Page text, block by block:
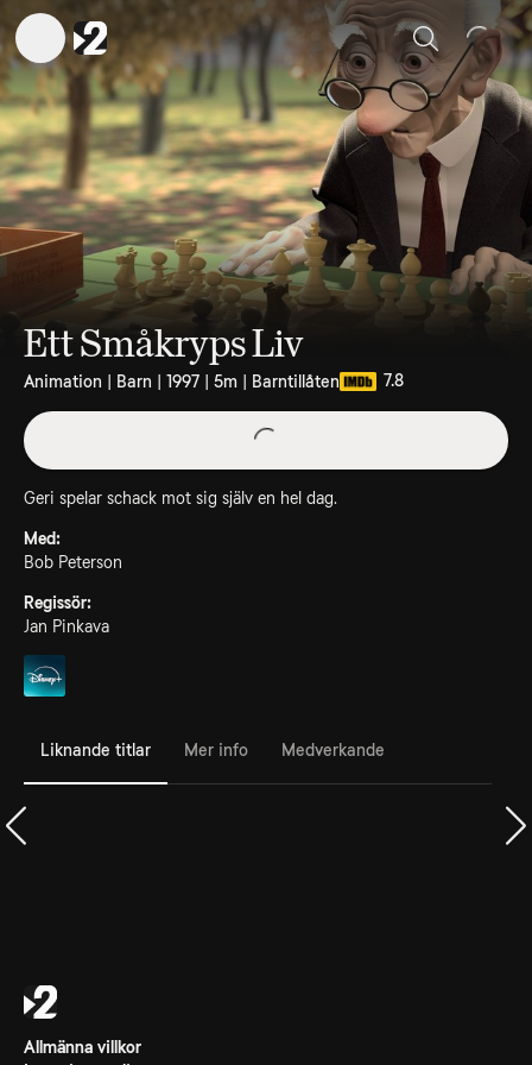
Sök
Ett Småkryps Liv
Animation | Barn | 1997 | 5m | Barntillåten 7.8
Geri spelar schack mot sig själv en hel dag.
Med:
Bob Peterson
Regissör:
Jan Pinkava
Liknande titlar Mer info Medverkande
Allmänna villkor